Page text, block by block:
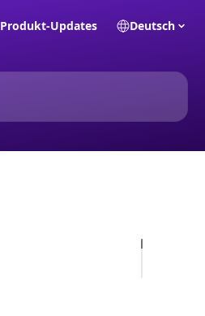
Produkt-Updates Deutsch